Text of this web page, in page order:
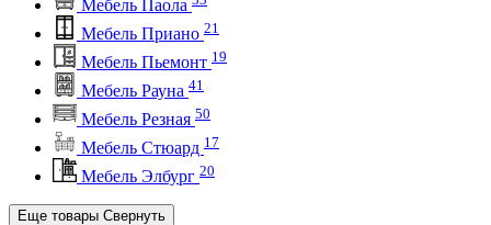
Мебель Паола
Мебель Приано 21
Мебель Пьемонт 19
Мебель Рауна 41
Мебель Резная 50
Мебель Стюард 17
Мебель Элбург 20
Еще товары Свернуть